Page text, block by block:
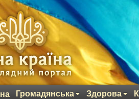
Громадянська Здорова